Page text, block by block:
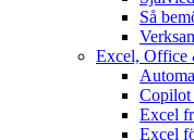
Så
Excel, Office
Copilot
Excel
Excel